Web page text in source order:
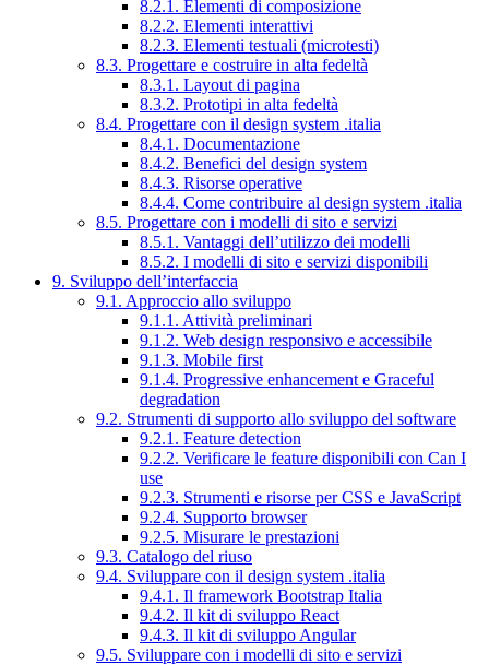
8.2.1. Elementi di composizione
8.2.2. Elementi interattivi
8.2.3. Elementi testuali (microtesti)
8.3. Progettare e costruire in alta fedeltà
8.3.1. Layout di pagina
8.3.2. Prototipi in alta fedeltà
8.4. Progettare con il design system .italia
8.4.1. Documentazione
8.4.2. Benefici del design system
8.4.3. Risorse operative
8.4.4. Come contribuire al design system .italia
8.5. Progettare con i modelli di sito e servizi
8.5.1. Vantaggi dell’utilizzo dei modelli
8.5.2. I modelli di sito e servizi disponibili
9. Sviluppo dell’interfaccia
9.1. Approccio allo sviluppo
9.1.1. Attività preliminari
9.1.2. Web design responsivo e accessibile
9.1.3. Mobile first
9.1.4. Progressive enhancement e Graceful
degradation
9.2. Strumenti di supporto allo sviluppo del software
9.2.1. Feature detection
9.2.2. Verificare le feature disponibili con Can I
use
9.2.3. Strumenti e risorse per CSS e JavaScript
9.2.4. Supporto browser
9.2.5. Misurare le prestazioni
9.3. Catalogo del riuso
9.4. Sviluppare con il design system .italia
9.4.1. Il framework Bootstrap Italia
9.4.2. Il kit di sviluppo React
9.4.3. Il kit di sviluppo Angular
9.5. Sviluppare con i modelli di sito e servizi